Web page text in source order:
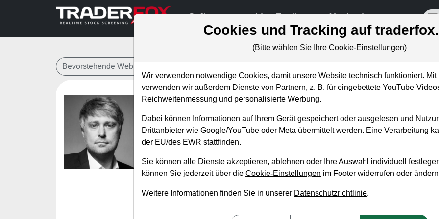
Software Live-Trading Akademie
Bevorstehende Webinare
TraderFox launcht Research-Hub: 7
fundierte Aktienauswahl-Methoden!
Referent:Simon Betschinger
Eine neue Version unseres Research-Hubs für Aktien ging diese Woche auf
stehen 25 Research-Paper zur Verfügung. In diesem Webinar stelle ich 7
Hintergründe. Beispiele: Phil Town Rule #1, Buffett's Alpha, The Acquirer's
Cookies und Tracking auf
(Bitte wählen Sie Ihre Cookie-Einstellungen)
Wir verwenden notwendige Cookies, damit unsere Website technisch funktioniert.
verwenden wir außerdem Dienste von Partnern, z. B. für eingebettete YouTube-
Reichweitenmessung und personalisierte Werbung.
Dabei können Informationen auf Ihrem Gerät gespeichert oder ausgelesen und
Drittanbieter wie Google/YouTube oder Meta übermittelt werden. Eine Verarbeitung
der EU/des EWR stattfinden.
Sie können alle Dienste akzeptieren, ablehnen oder Ihre Auswahl individuell
können Sie jederzeit über die Cookie-Einstellungen im Footer widerrufen oder
Weitere Informationen finden Sie in unserer Datenschutzrichtlinie.